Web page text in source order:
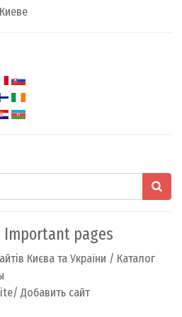
Important pages
Києва та України / Каталог
Добавить сайт